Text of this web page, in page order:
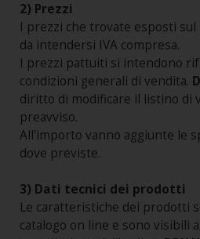
2) Prezzi
I prezzi che trovate esposti sul
da intendersi IVA compresa.
I prezzi pattuiti si intendono
condizioni generali di vendita.
diritto di modificare il listino di
preavviso.
All'importo vanno aggiunte le
dove previste.
3) Dati tecnici dei prodotti
Le caratteristiche dei prodotti
catalogo on line e sono visibili